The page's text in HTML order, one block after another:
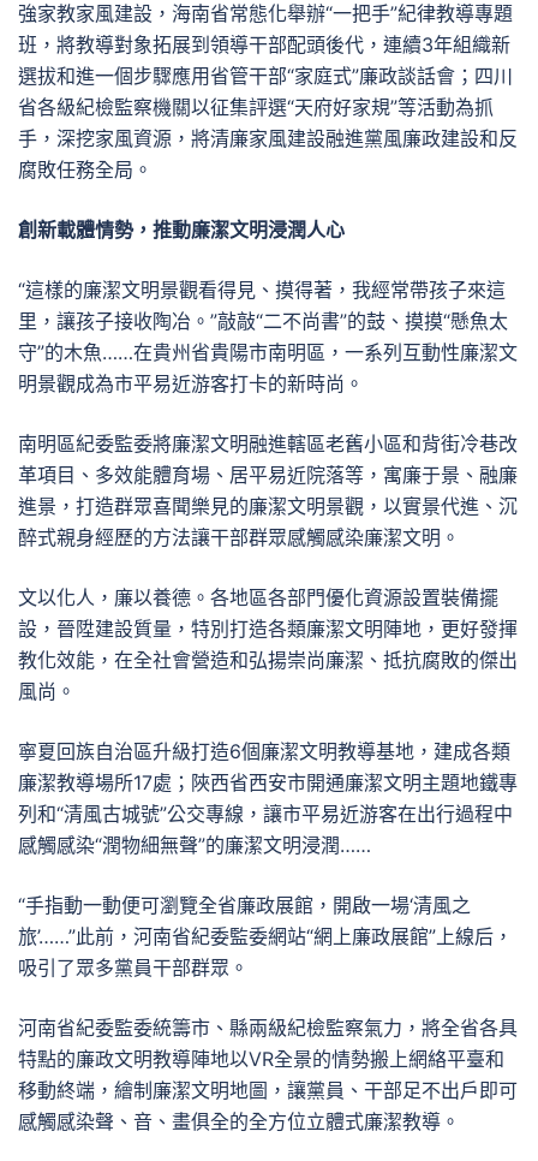
強家教家風建設，海南省常態化舉辦“一把手”紀律教導專題
班，將教導對象拓展到領導干部配頭後代，連續3年組織新
選拔和進一個步驟應用省管干部“家庭式”廉政談話會；四川
省各級紀檢監察機關以征集評選“天府好家規”等活動為抓
手，深挖家風資源，將清廉家風建設融進黨風廉政建設和反
腐敗任務全局。
創新載體情勢，推動廉潔文明浸潤人心
“這樣的廉潔文明景觀看得見、摸得著，我經常帶孩子來這
里，讓孩子接收陶冶。”敲敲“二不尚書”的鼓、摸摸“懸魚太
守”的木魚……在貴州省貴陽市南明區，一系列互動性廉潔文
明景觀成為市平易近游客打卡的新時尚。
南明區紀委監委將廉潔文明融進轄區老舊小區和背街冷巷改
革項目、多效能體育場、居平易近院落等，寓廉于景、融廉
進景，打造群眾喜聞樂見的廉潔文明景觀，以實景代進、沉
醉式親身經歷的方法讓干部群眾感觸感染廉潔文明。
文以化人，廉以養德。各地區各部門優化資源設置裝備擺
設，晉陞建設質量，特別打造各類廉潔文明陣地，更好發揮
教化效能，在全社會營造和弘揚崇尚廉潔、抵抗腐敗的傑出
風尚。
寧夏回族自治區升級打造6個廉潔文明教導基地，建成各類
廉潔教導場所17處；陜西省西安市開通廉潔文明主題地鐵專
列和“清風古城號”公交專線，讓市平易近游客在出行過程中
感觸感染“潤物細無聲”的廉潔文明浸潤……
“手指動一動便可瀏覽全省廉政展館，開啟一場‘清風之
旅’……”此前，河南省紀委監委網站“網上廉政展館”上線后，
吸引了眾多黨員干部群眾。
河南省紀委監委統籌市、縣兩級紀檢監察氣力，將全省各具
特點的廉政文明教導陣地以VR全景的情勢搬上網絡平臺和
移動終端，繪制廉潔文明地圖，讓黨員、干部足不出戶即可
感觸感染聲、音、畫俱全的全方位立體式廉潔教導。